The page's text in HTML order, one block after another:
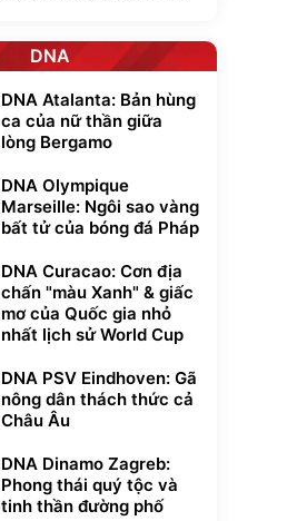
DNA
DNA Atalanta: Bản hùng
ca của nữ thần giữa
lòng Bergamo
DNA Olympique
Marseille: Ngôi sao vàng
bất tử của bóng đá Pháp
DNA Curacao: Cơn địa
chấn "màu Xanh" & giấc
mơ của Quốc gia nhỏ
nhất lịch sử World Cup
DNA PSV Eindhoven: Gã
nông dân thách thức cả
Châu Âu
DNA Dinamo Zagreb:
Phong thái quý tộc và
tinh thần đường phố